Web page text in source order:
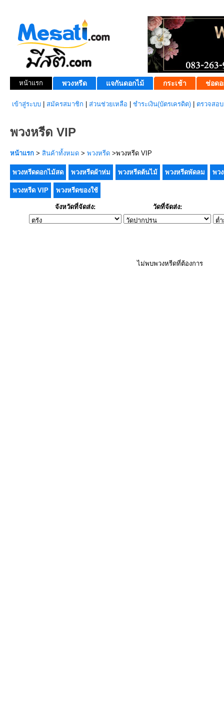
หน้าแรก พวงหรีด แจกันดอกไม้ กระเช้า ช่อดอ
เข้าสู่ระบบ สมัครสมาชิก ส่วนช่วยเหลือ ชำระเงิน(บัตรเครดิต) ตรวจสอ
พวงหรีด VIP
หน้าแรก > สินค้าทั้งหมด > พวงหรีด >พวงหรีด VIP
พวงหรีดดอกไม้สด พวงหรีดผ้าห่ม พวงหรีดต้นไม้ พวงหรีดพัดลม พว
พวงหรีด VIP พวงหรีดของใช้
จังหวัดที่จัดส่ง: วัดที่จัดส่ง:
ไม่พบพวงหรีดที่ต้องการ